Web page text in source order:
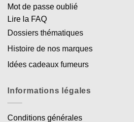
Mot de passe oublié
Lire la FAQ
Dossiers thématiques
Histoire de nos marques
Idées cadeaux fumeurs
Informations légales
Conditions générales